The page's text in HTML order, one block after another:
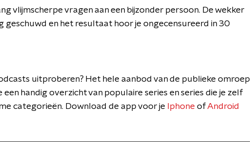
vlijmscherpe vragen aan een bijzonder persoon. De wekker
en het resultaat hoor je ongecensureerd in 30
uitproberen? Het hele aanbod van de publieke omroep
een handig overzicht van populaire series en series die je zelf
categorieën. Download de app voor je Iphone ofAndroid